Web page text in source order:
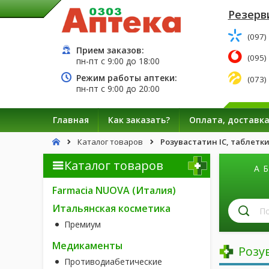
Прием заказов:
пн-пт с9:00 до 18:00
Режим работы аптеки:
пн-пт с9:00 до 20:00
(097)
(095)
(073)
Главная Как заказать? Оплата, доставка
Каталог товаров Розувастатин IC,
Каталог товаров
Farmacia NUOVA (Италия)
Итальянская косметика
Премиум
Медикаменты
Противодиабетические
А Б